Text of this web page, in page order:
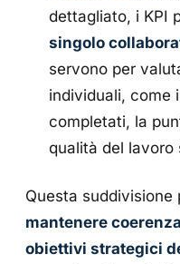
dettagliato, i KPI
singolo
servono per
individuali, come
completati, la
qualità del lavoro
Questa suddivisione
mantenere
obiettivi strategici